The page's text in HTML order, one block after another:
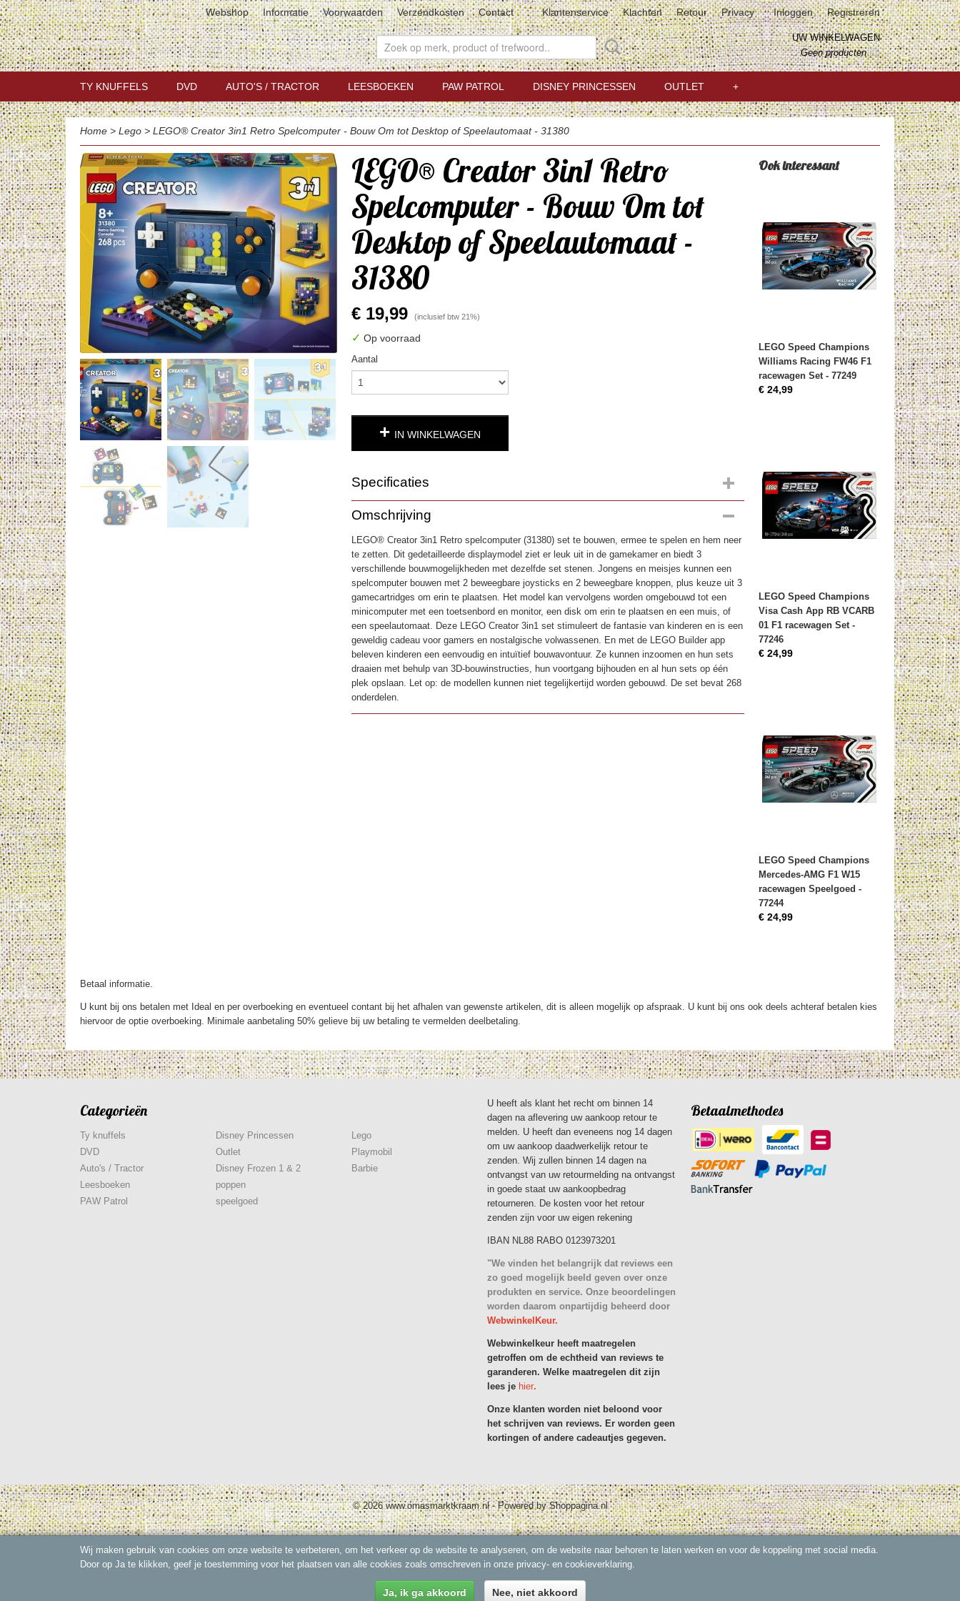
Webshop Informatie Voorwaarden Verzendkosten Contact Klantenservice Klachten Retour Privacy Inloggen Registreren
UW WINKELWAGEN
Geen producten(0)
TY KNUFFELS DVD AUTO'S / TRACTOR LEESBOEKEN PAW PATROL DISNEY PRINCESSEN OUTLET +
Home > Lego > LEGO® Creator 3in1 Retro Spelcomputer - Bouw Om tot Desktop of Speelautomaat - 31380
LEGO® Creator 3in1 Retro
Spelcomputer - Bouw Om tot
Desktop of Speelautomaat -
31380
€ 19,99 (inclusief btw 21%)
✓ Op voorraad
Aantal
IN WINKELWAGEN
Specificaties
Productcode
EAN code
Omschrijving
LEGO® Creator 3in1 Retro spelcomputer (31380) set te bouwen, ermee te spelen en hem neer
te zetten. Dit gedetailleerde displaymodel ziet er leuk uit in de gamekamer en biedt 3
verschillende bouwmogelijkheden met dezelfde set stenen. Jongens en meisjes kunnen een
spelcomputer bouwen met 2 beweegbare joysticks en 2 beweegbare knoppen, plus keuze uit 3
gamecartridges om erin te plaatsen. Het model kan vervolgens worden omgebouwd tot een
minicomputer met een toetsenbord en monitor, een disk om erin te plaatsen en een muis, of
een speelautomaat. Deze LEGO Creator 3in1 set stimuleert de fantasie van kinderen en is een
geweldig cadeau voor gamers en nostalgische volwassenen. En met de LEGO Builder app
beleven kinderen een eenvoudig en intuïtief bouwavontuur. Ze kunnen inzoomen en hun sets
draaien met behulp van 3D-bouwinstructies, hun voortgang bijhouden en al hun sets op één
plek opslaan. Let op: de modellen kunnen niet tegelijkertijd worden gebouwd. De set bevat 268
onderdelen.
Ook interessant
LEGO Speed Champions
Williams Racing FW46 F1
racewagen Set - 77249
€ 24,99
LEGO Speed Champions
Visa Cash App RB VCARB
01 F1 racewagen Set -
77246
€ 24,99
LEGO Speed Champions
Mercedes-AMG F1 W15
racewagen Speelgoed -
77244
€ 24,99
Betaal informatie.
U kunt bij ons betalen met Ideal en per overboeking en eventueel contant bij het afhalen van gewenste artikelen, dit is alleen mogelijk op afspraak. U kunt bij ons ook deels achteraf betalen kies
hiervoor de optie overboeking. Minimale aanbetaling 50% gelieve bij uw betaling te vermelden deelbetaling.
Categorieën
Ty knuffels
DVD
Auto's / Tractor
Leesboeken
PAW Patrol
Disney Princessen
Outlet
Disney Frozen 1 & 2
poppen
speelgoed
Lego
Playmobil
Barbie
U heeft als klant het recht om binnen 14
dagen na aflevering uw aankoop retour te
melden. U heeft dan eveneens nog 14 dagen
om uw aankoop daadwerkelijk retour te
zenden. Wij zullen binnen 14 dagen na
ontvangst van uw retourmelding na ontvangst
in goede staat uw aankoopbedrag
retourneren. De kosten voor het retour
zenden zijn voor uw eigen rekening
IBAN NL88 RABO 0123973201
"We vinden het belangrijk dat reviews een
zo goed mogelijk beeld geven over onze
produkten en service. Onze beoordelingen
worden daarom onpartijdig beheerd door
WebwinkelKeur.
Webwinkelkeur heeft maatregelen
getroffen om de echtheid van reviews te
garanderen. Welke maatregelen dit zijn
lees je hier.
Onze klanten worden niet beloond voor
het schrijven van reviews. Er worden geen
kortingen of andere cadeautjes gegeven.
Betaalmethodes
© 2026 www.omasmarktkraam.nl - Powered by Shoppagina.nl
Wij maken gebruik van cookies om onze website te verbeteren, om het verkeer op de website te analyseren, om de website naar behoren te laten werken en voor de koppeling met social media.
Door op Ja te klikken, geef je toestemming voor het plaatsen van alle cookies zoals omschreven in onze privacy- en cookieverklaring.
Ja, ik ga akkoord Nee, niet akkoord